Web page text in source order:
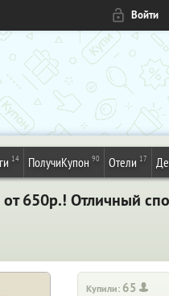
Войти
14 ПолучиКупон 90 Отели 17
650р.! Отличный
Купили: 65